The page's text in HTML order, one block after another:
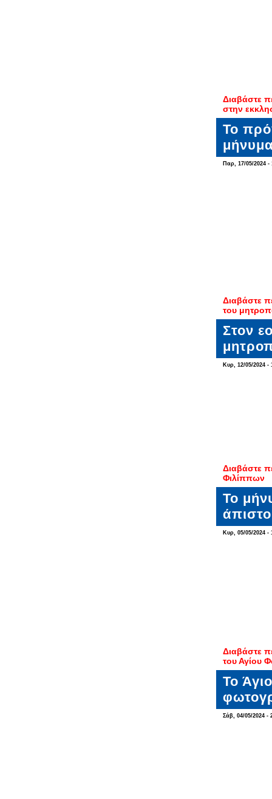
Διαβάστε
στην
Το
Παρ, 17/05/2024 -
Διαβάστε
του
Στον
Κυρ, 12/05/2024 -
Διαβάστε
Φιλίππων
Το
Κυρ, 05/05/2024 -
Διαβάστε
του Αγίου
Το
Σάβ, 04/05/2024 -